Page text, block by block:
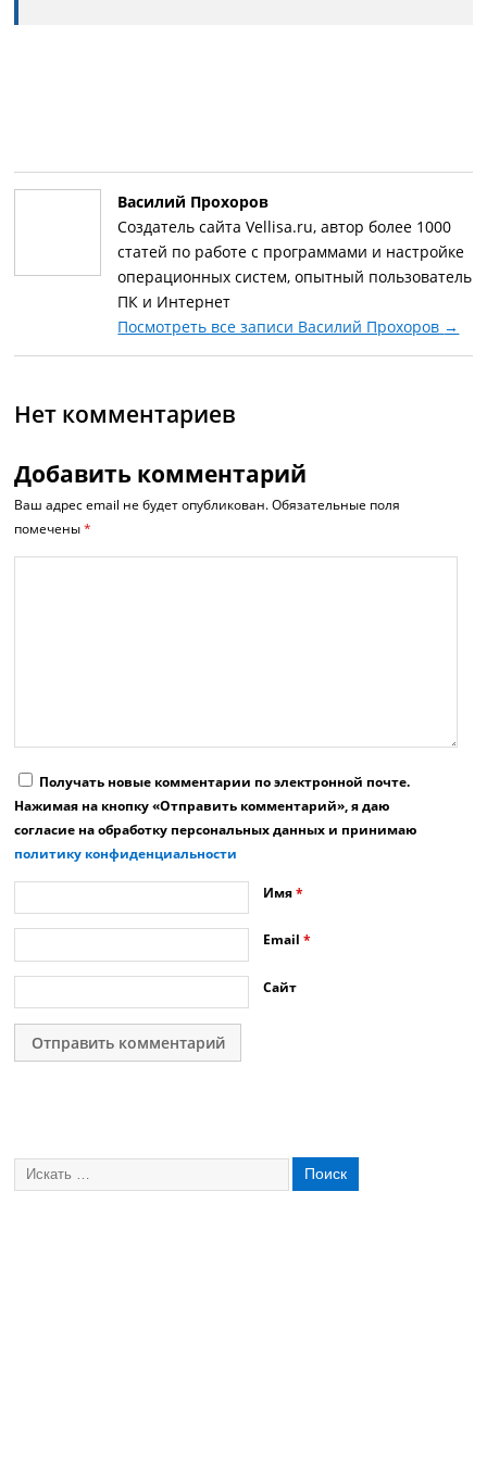
Василий Прохоров
Создатель сайта Vellisa.ru, автор более 1000
статей по работе с программами и настройке
операционных систем, опытный пользователь
ПК и Интернет
Посмотреть все записи Василий Прохоров →
Нет комментариев
Добавить комментарий
Ваш адрес email не будет опубликован. Обязательные поля
помечены*
Получать новые комментарии по электронной почте.
Нажимая на кнопку «Отправить комментарий», я даю
согласие на обработку персональных данных и принимаю
политику конфиденциальности
Имя*
Email*
Сайт